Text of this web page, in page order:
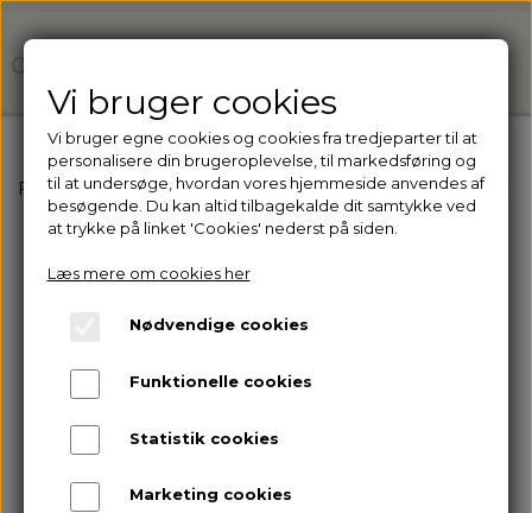
Forside Ejer du en klinik? Få adgang til vores
Vi bruger cookies
Vi bruger egne cookies og cookies fra tredjeparter til at
personalisere din brugeroplevelse, til markedsføring og
til at undersøge, hvordan vores hjemmeside anvendes af
besøgende. Du kan altid tilbagekalde dit samtykke ved
at trykke på linket 'Cookies' nederst på siden.
Læs mere om cookies her
Nødvendige cookies
Funktionelle cookies
Statistik cookies
Marketing cookies